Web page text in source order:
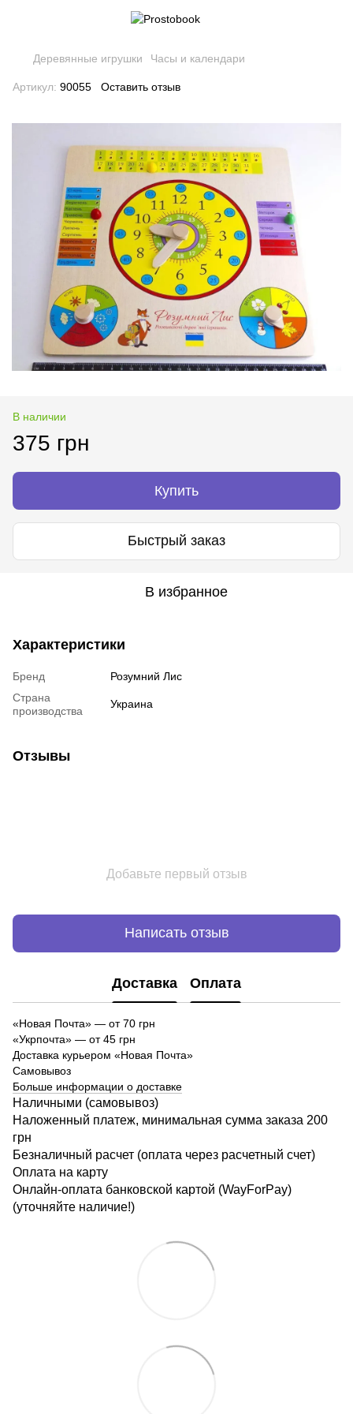
Деревянные игрушки Часы и календари
Артикул: 90055 Оставить отзыв
В наличии
375 грн
Купить
Быстрый заказ
В избранное
Характеристики
Бренд
Розумний Лис
Страна
производства
Украина
Отзывы
Добавьте первый отзыв
Написать отзыв
Доставка Оплата
«Новая Почта» — от 70 грн
«Укрпочта» — от 45 грн
Доставка курьером «Новая Почта»
Самовывоз
Больше информации о доставке
Наличными (самовывоз)
Наложенный платеж, минимальная сумма заказа 200
грн
Безналичный расчет (оплата через расчетный счет)
Оплата на карту
Онлайн-оплата банковской картой (WayForPay)
(уточняйте наличие!)